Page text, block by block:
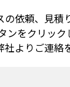
依頼、見積
をクリック
よりご連絡